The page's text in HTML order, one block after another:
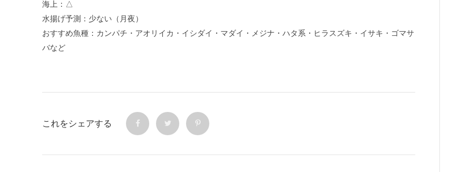
海上：△
水揚げ予測：少ない（月夜）
おすすめ魚種：カンパチ・アオリイカ・イシダイ・マダイ・メジナ・ハタ系・ヒラスズキ・イサキ・ゴマサ
バなど
これをシェアする